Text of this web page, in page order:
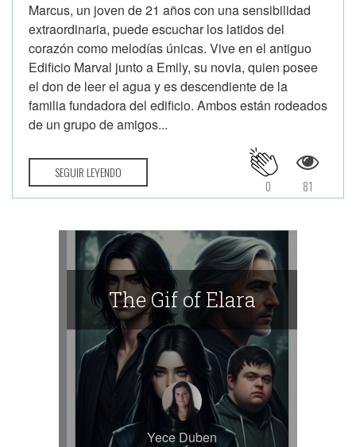
Marcus, un joven de 21 años con una sensibilidad
extraordinaria, puede escuchar los latidos del
corazón como melodías únicas. Vive en el antiguo
Edificio Marval junto a Emily, su novia, quien posee
el don de leer el agua y es descendiente de la
familia fundadora del edificio. Ambos están rodeados
de un grupo de amigos...
SEGUIR LEYENDO
81
0
The Gif of Elara
Yece Duben